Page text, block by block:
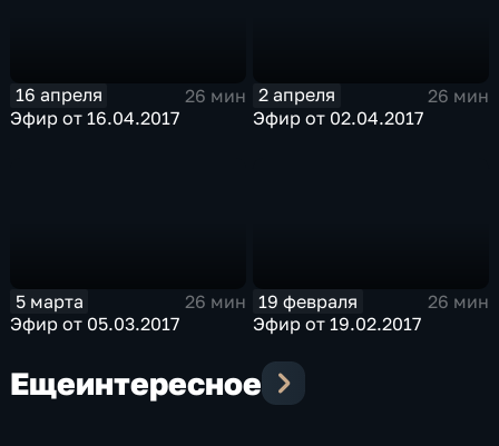
16 апреля
26 мин
Эфир от 16.04.2017
2 апреля
26 мин
Эфир от 02.04.2017
5 марта
26 мин
Эфир от 05.03.2017
19 февраля
26 мин
Эфир от 19.02.2017
Ещеинтересное